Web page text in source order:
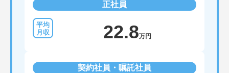
正社員
22.8万円
契約社員・嘱託社員